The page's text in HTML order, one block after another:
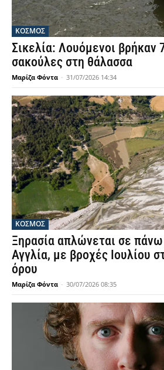
ΚΟΣΜΟΣ
Σικελία: Λουόμενοι
σακούλες στη θάλασσα
Μαρίζα Φόντα - 31/07/2026 14:34
ΚΟΣΜΟΣ
Ξηρασία απλώνεται σε
Αγγλία, με βροχές Ιουλίου
όρου
Μαρίζα Φόντα - 30/07/2026 08:35